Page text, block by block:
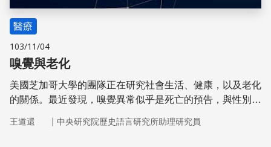
醫療
103/11/04
嗅覺與老化
美國芝加哥大學的團隊正在研究社會生活、健康，以及老化
的關係。最近發現，嗅覺異常似乎是死亡的預告，與性別、
果關係。
王道還 ｜ 中央研究院歷史語言研究所助理研究員